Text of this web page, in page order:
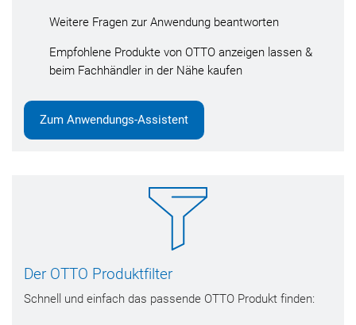
Weitere Fragen zur Anwendung beantworten
Empfohlene Produkte von OTTO anzeigen lassen &
beim Fachhändler in der Nähe kaufen
Zum Anwendungs-Assistent
Der OTTO Produktfilter
Schnell und einfach das passende OTTO Produkt finden: